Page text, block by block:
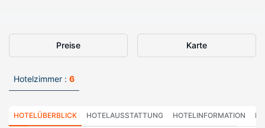
Preise Karte
Hotelzimmer : 6
HOTELÜBERBLICK HOTELAUSSTATTUNG HOTELINFORMATION